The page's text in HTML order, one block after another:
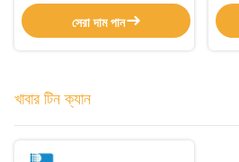
সেরা দাম পান
খাবার টিন ক্যান